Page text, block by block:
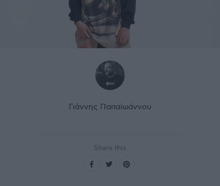
Γιάννης Παπαϊωάννου
Share this